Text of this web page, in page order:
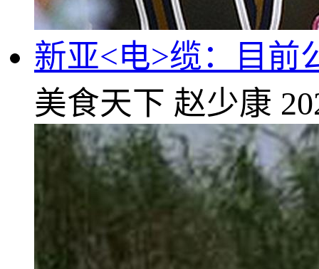
新亚<电>缆：目前
美食天下 赵少康